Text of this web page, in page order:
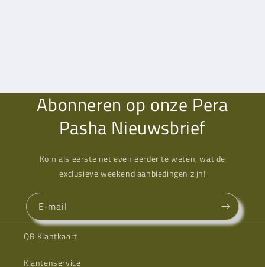
Abonneren op onze Pera
Pasha Nieuwsbrief
Kom als eerste net even eerder te weten, wat de
exclusieve weekend aanbiedingen zijn!
E‑mail
QR Klantkaart
Klantenservice